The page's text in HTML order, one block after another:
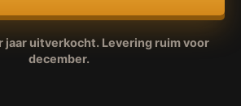
jaar uitverkocht. Levering ruim voor
december.